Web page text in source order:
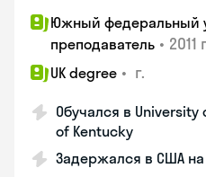
Южный федеральный
преподаватель • 2011
UK degree • г.
Обучался в
of Kentucky
Задержался в США на